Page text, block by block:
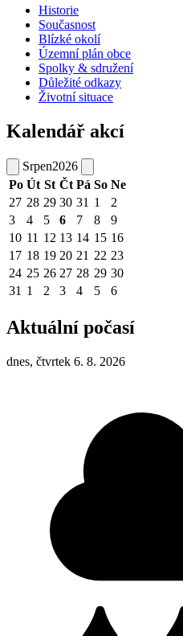
Historie
Současnost
Blízké okolí
Územní plán obce
Spolky & sdružení
Důležité odkazy
Životní situace
Kalendář akcí
Srpen2026
Po Út St Čt Pá So Ne
27 28 29 30 31 1
2
3
4 5 6 7 8
9
10 11 12 13 14 15 16
17 18 19 20 21 22 23
24 25 26 27 28 29 30
31 1 2 3 4 5 6
Aktuální počasí
dnes, čtvrtek 6. 8. 2026